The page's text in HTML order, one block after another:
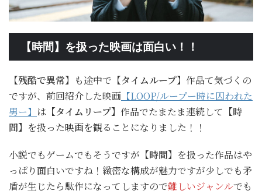
【時間】を扱った映画は面白い！！
【残酷で異常】 も途中で 【タイムループ】 作品て気づくの
ですが、前回紹介した映画 【LOOP/ループー時に囚われた
男ー】 は 【タイムリープ】 作品でたまたま連続して 【時
間】 を扱った映画を観ることになりました！！
小説でもゲームでもそうですが 【時間】 を扱った作品はや
っぱり面白いですね！緻密な構成が魅力ですが少しでも矛
盾が生じたら駄作になってしますので難しいジャンルでも